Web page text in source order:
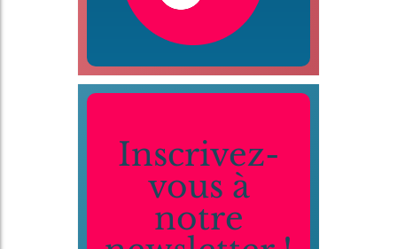
Inscrivez-
vous à
notre